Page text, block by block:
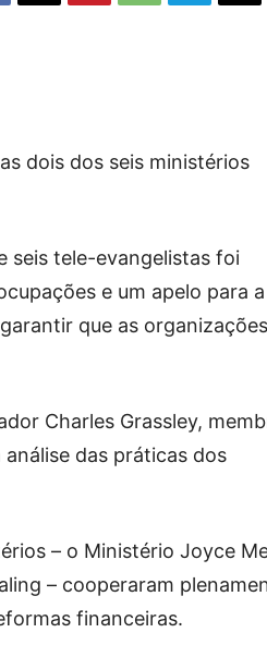
dois dos seis ministérios
seis tele-evangelistas foi
e um apelo para a
que as organizações
Charles Grassley,
das práticas dos
– o Ministério Joyce
– cooperaram
financeiras.